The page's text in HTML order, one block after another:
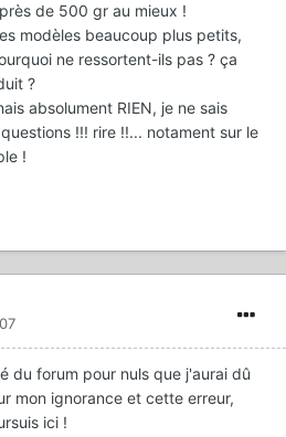
de 500 gr au mieux !
modèles beaucoup plus petits,
ne ressortent-ils pas ? ça
?
absolument RIEN, je ne sais
!!! rire !!... notament sur le
!
du forum pour nuls que j'aurai dû
mon ignorance et cette erreur,
ici !